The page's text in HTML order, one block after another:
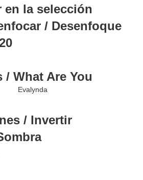
en la selección
/ Desenfoque
/ What Are You
/ Invertir